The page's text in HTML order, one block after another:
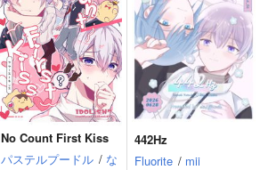
No Count First Kiss
パステルプードル / な
442Hz
Fluorite / mii